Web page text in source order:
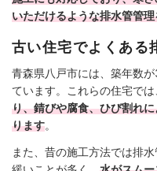
いただけるような排水管管
古い住宅でよくある
青森県八戸市には、築年数
ています。これらの住宅では
り、錆びや腐食、ひび割れ
ります。
また、昔の施工方法では排